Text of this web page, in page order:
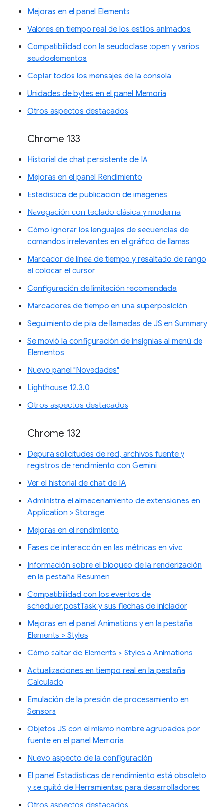
Mejoras en el panel Elements
Valores en tiempo real de los estilos animados
Compatibilidad con la seudoclase :open y varios
seudoelementos
Copiar todos los mensajes de la consola
Unidades de bytes en el panel Memoria
Otros aspectos destacados
Chrome 133
Historial de chat persistente de IA
Mejoras en el panel Rendimiento
Estadística de publicación de imágenes
Navegación con teclado clásica y moderna
Cómo ignorar los lenguajes de secuencias de
comandos irrelevantes en el gráfico de llamas
Marcador de línea de tiempo y resaltado de rango
al colocar el cursor
Configuración de limitación recomendada
Marcadores de tiempo en una superposición
Seguimiento de pila de llamadas de JS en Summary
Se movió la configuración de insignias al menú de
Elementos
Nuevo panel "Novedades"
Lighthouse 12.3.0
Otros aspectos destacados
Chrome 132
Depura solicitudes de red, archivos fuente y
registros de rendimiento con Gemini
Ver el historial de chat de IA
Administra el almacenamiento de extensiones en
Application > Storage
Mejoras en el rendimiento
Fases de interacción en las métricas en vivo
Información sobre el bloqueo de la renderización
en la pestaña Resumen
Compatibilidad con los eventos de
scheduler.postTask y sus flechas de iniciador
Mejoras en el panel Animations y en la pestaña
Elements > Styles
Cómo saltar de Elements > Styles a Animations
Actualizaciones en tiempo real en la pestaña
Calculado
Emulación de la presión de procesamiento en
Sensors
Objetos JS con el mismo nombre agrupados por
fuente en el panel Memoria
Nuevo aspecto de la configuración
El panel Estadísticas de rendimiento está obsoleto
y se quitó de Herramientas para desarrolladores